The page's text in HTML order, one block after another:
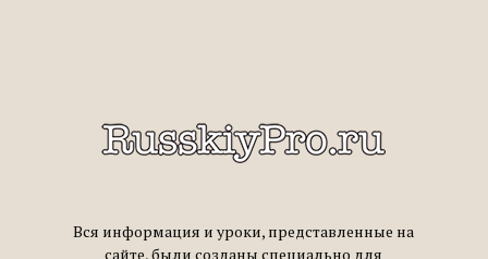
Вся информация и уроки, представленные на
сайте, были созданы специально для